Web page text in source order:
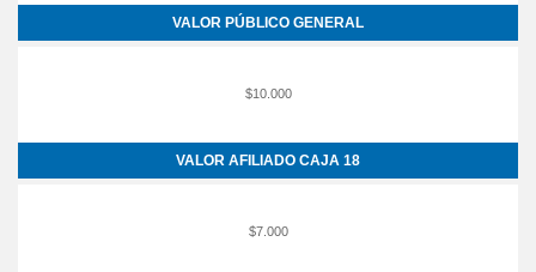
VALOR PÚBLICO GENERAL
$10.000
VALOR AFILIADO CAJA 18
$7.000